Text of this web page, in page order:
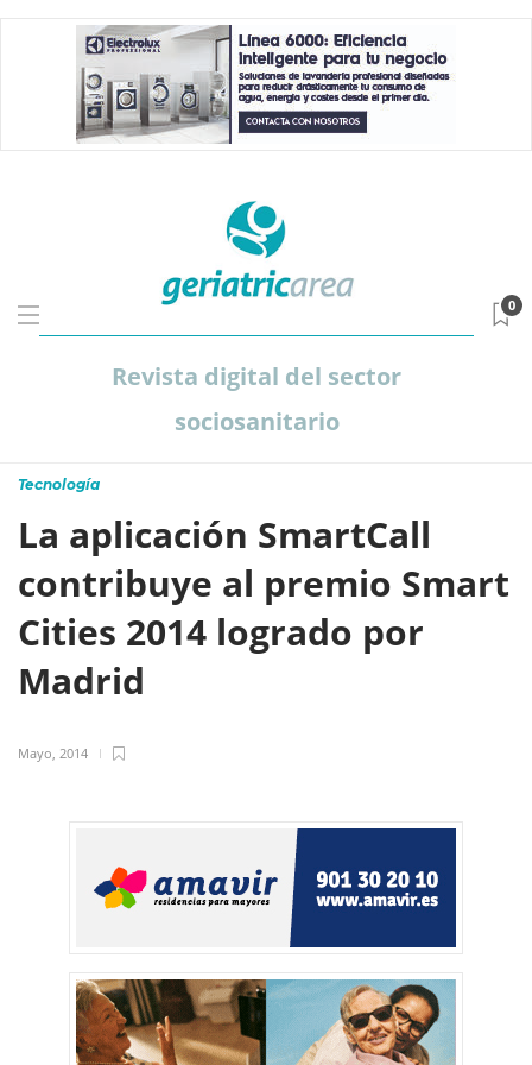
Revista digital del sector
sociosanitario
0
Tecnología
La aplicación SmartCall
contribuye al premio Smart
Cities 2014 logrado por
Madrid
Mayo, 2014